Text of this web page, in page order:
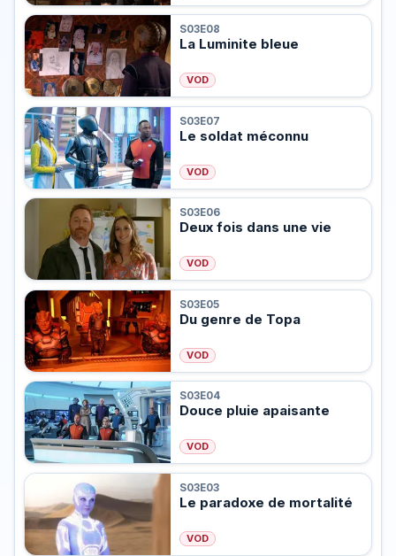
S03E08
La Luminite bleue
VOD
S03E07
Le soldat méconnu
VOD
S03E06
Deux fois dans une vie
VOD
S03E05
Du genre de Topa
VOD
S03E04
Douce pluie apaisante
VOD
S03E03
Le paradoxe de mortalité
VOD